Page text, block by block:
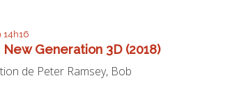
14h16
New Generation 3D (2018)
de Peter Ramsey, Bob